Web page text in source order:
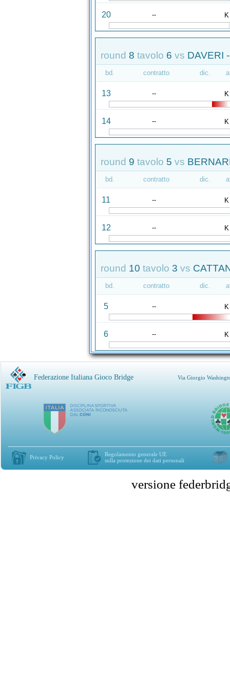
20 -- K
round 8 tavolo 6 vs DAVERI
bd. contratto dic.
13 -- K
14 -- K
round 9 tavolo 5 vs
bd. contratto dic.
11 -- K
12 -- K
round 10 tavolo 3 vs
bd. contratto dic.
5 -- K
6 -- K
Federazione Italiana Gioco Bridge Via Giorgio
Privacy Policy
Regolamento generale UE
sulla protezione dei dati personali
versione